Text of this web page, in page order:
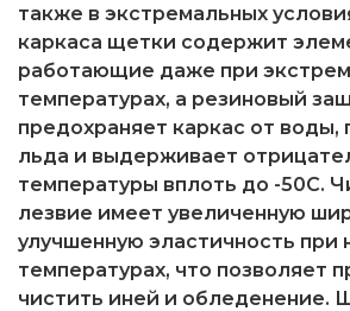
также в экстремальных
каркаса щетки содержит
работающие даже при
температурах, а резиновый
предохраняет каркас от воды,
льда и выдерживает
температуры вплоть до -50С.
лезвие имеет увеличенную
улучшенную эластичность при
температурах, что позволяет
чистить иней и обледенение.